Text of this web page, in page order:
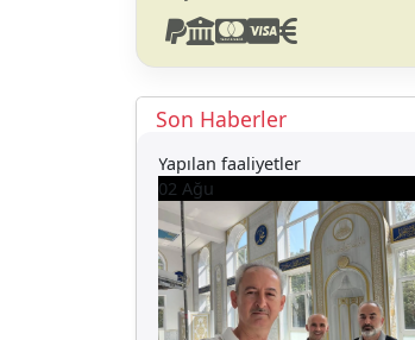
Son Haberler
Yapılan faaliyetler
02 Ağu